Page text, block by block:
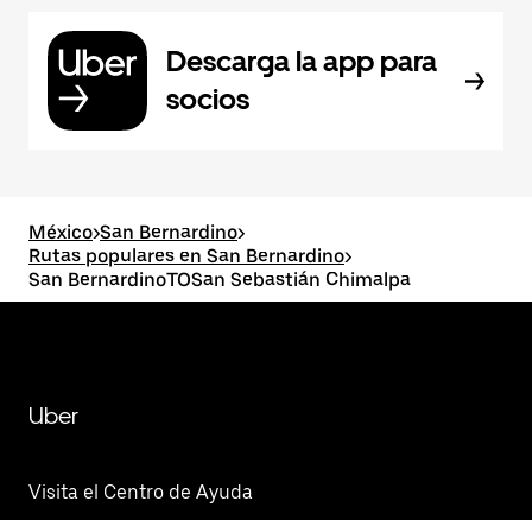
Descarga la app para
socios
México>San Bernardino>
Rutas populares en San Bernardino>
San BernardinoTOSan Sebastián Chimalpa
Uber
Visita el Centro de Ayuda